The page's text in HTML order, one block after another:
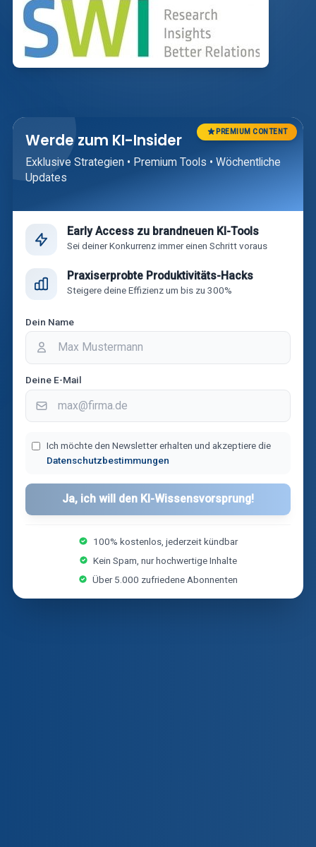
PREMIUM CONTENT
Werde zum KI-Insider
Exklusive Strategien • Premium Tools • Wöchentliche
Updates
Early Access zu brandneuen KI-Tools
Sei deiner Konkurrenz immer einen Schritt voraus
Praxiserprobte Produktivitäts-Hacks
Steigere deine Effizienz um bis zu 300%
Dein Name
Deine E-Mail
Ich möchte den Newsletter erhalten und akzeptiere die
Datenschutzbestimmungen
Ja, ich will den KI-Wissensvorsprung!
100% kostenlos, jederzeit kündbar
Kein Spam, nur hochwertige Inhalte
Über 5.000 zufriedene Abonnenten